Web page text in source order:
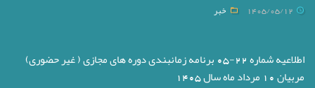
1405/05/12 خبر
اطلاعیه شماره 22-05 برنامه زمانبندی دوره های مجازی ( غیر حضوری)
مربیان 10 مرداد ماه سال 1405